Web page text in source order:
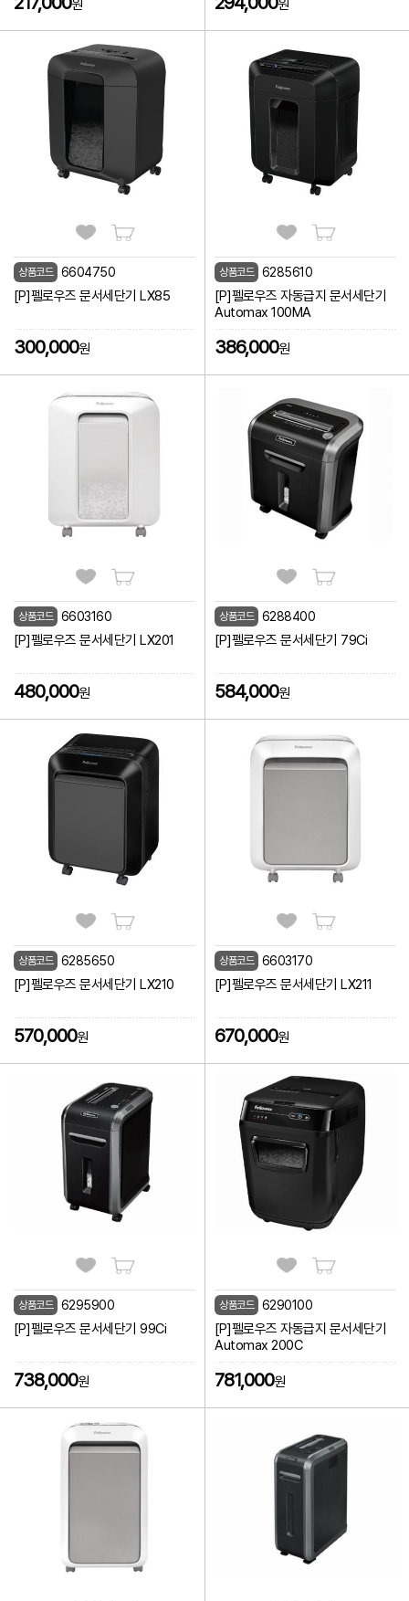
원 원
상품코드 6604750
[P]펠로우즈 문서세단기 LX85
300,000원
상품코드 6285610
[P]펠로우즈 자동급지 문서세단기
Automax 100MA
386,000원
상품코드 6603160
[P]펠로우즈 문서세단기 LX201
480,000원
상품코드 6288400
[P]펠로우즈 문서세단기 79Ci
584,000원
상품코드 6285650
[P]펠로우즈 문서세단기 LX210
570,000원
상품코드 6603170
[P]펠로우즈 문서세단기 LX211
670,000원
상품코드 6295900
[P]펠로우즈 문서세단기 99Ci
738,000원
상품코드 6290100
[P]펠로우즈 자동급지 문서세단기
Automax 200C
781,000원